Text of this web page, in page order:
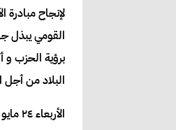
لإنجاح
القومي يبذل
برؤية الحزب و
البلاد من
الأربعاء ٢٤ مايو ٢٠٢٢م